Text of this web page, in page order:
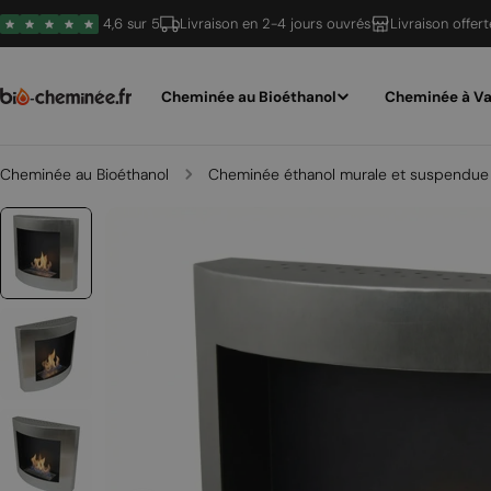
Passer
au
4,6 sur 5 Livraison en 2-4 jours ouvrés Livraison
Cheminée au Bioéthanol Cheminée à
Cheminée au Bioéthanol Cheminée éthanol murale et suspendue